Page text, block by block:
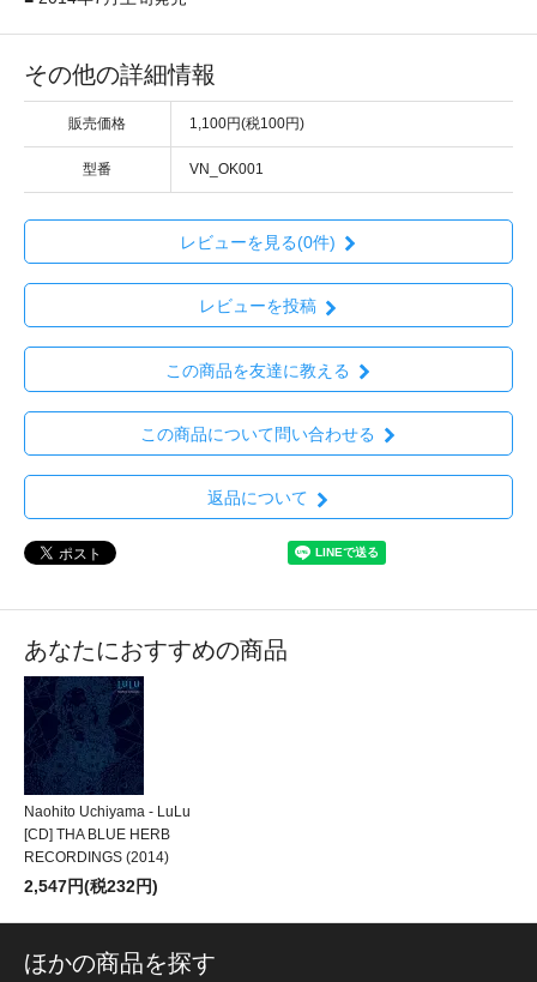
その他の詳細情報
販売価格 1,100円(税100円)
型番 VN_OK001
レビューを見る(0件)
レビューを投稿
この商品を友達に教える
この商品について問い合わせる
返品について
あなたにおすすめの商品
Naohito Uchiyama - LuLu
[CD] THA BLUE HERB
RECORDINGS (2014)
2,547円(税232円)
ほかの商品を探す